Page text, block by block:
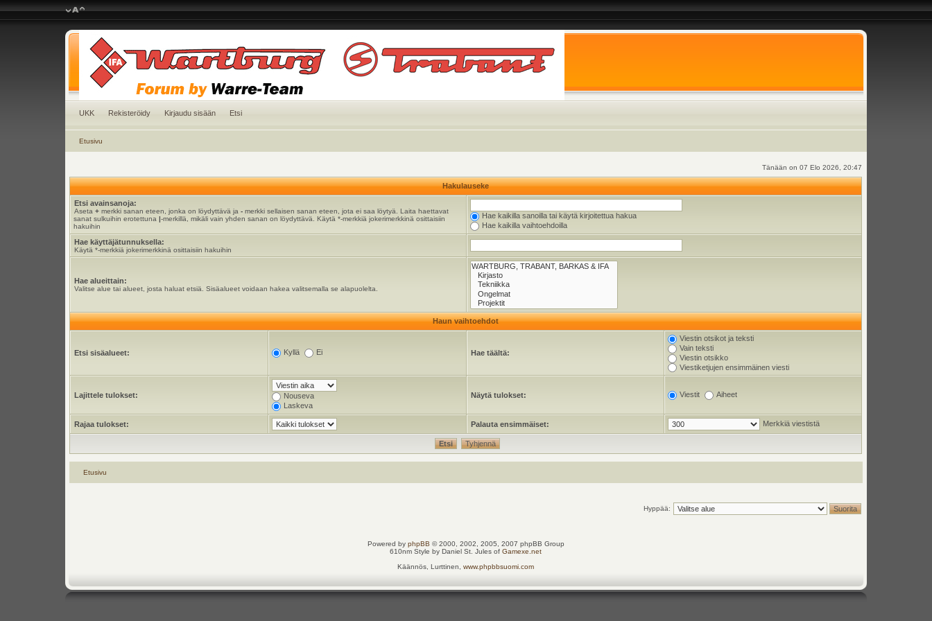
UKK Rekisteröidy Kirjaudu sisään Etsi
Etusivu
Tänään on 07 Elo 2026, 20:47
Hakulauseke
Etsi avainsanoja:
Aseta+ merkki sanan eteen, jonka on löydyttävä ja- merkki sellaisen sanan eteen, jota ei saa löytyä. Laita haettavat
sanat sulkuihin erotettuna|-merkillä, mikäli vain yhden sanan on löydyttävä. Käytä *-merkkiä jokerimerkkinä osittaisiin
hakuihin
Hae kaikilla sanoilla tai käytä kirjoitettua hakua
Hae kaikilla vaihtoehdoilla
Hae käyttäjätunnuksella:
Käytä *-merkkiä jokerimerkkinä osittaisiin hakuihin
Hae alueittain:
Valitse alue tai alueet, josta haluat etsiä. Sisäalueet voidaan hakea valitsemalla se alapuolelta.
Haun vaihtoehdot
Etsi sisäalueet: Kyllä Ei Hae täältä:
Viestin otsikot ja teksti
Vain teksti
Viestin otsikko
Viestiketjujen ensimmäinen viesti
Lajittele tulokset:
Nouseva
Laskeva
Näytä tulokset: Viestit Aiheet
Rajaa tulokset: Palauta ensimmäiset: Merkkiä viestistä
Etusivu
Hyppää:
Powered by phpBB © 2000, 2002, 2005, 2007 phpBB Group
610nm Style by Daniel St. Jules ofGamexe.net
Käännös, Lurttinen,www.phpbbsuomi.com